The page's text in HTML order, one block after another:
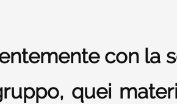
con la
quei